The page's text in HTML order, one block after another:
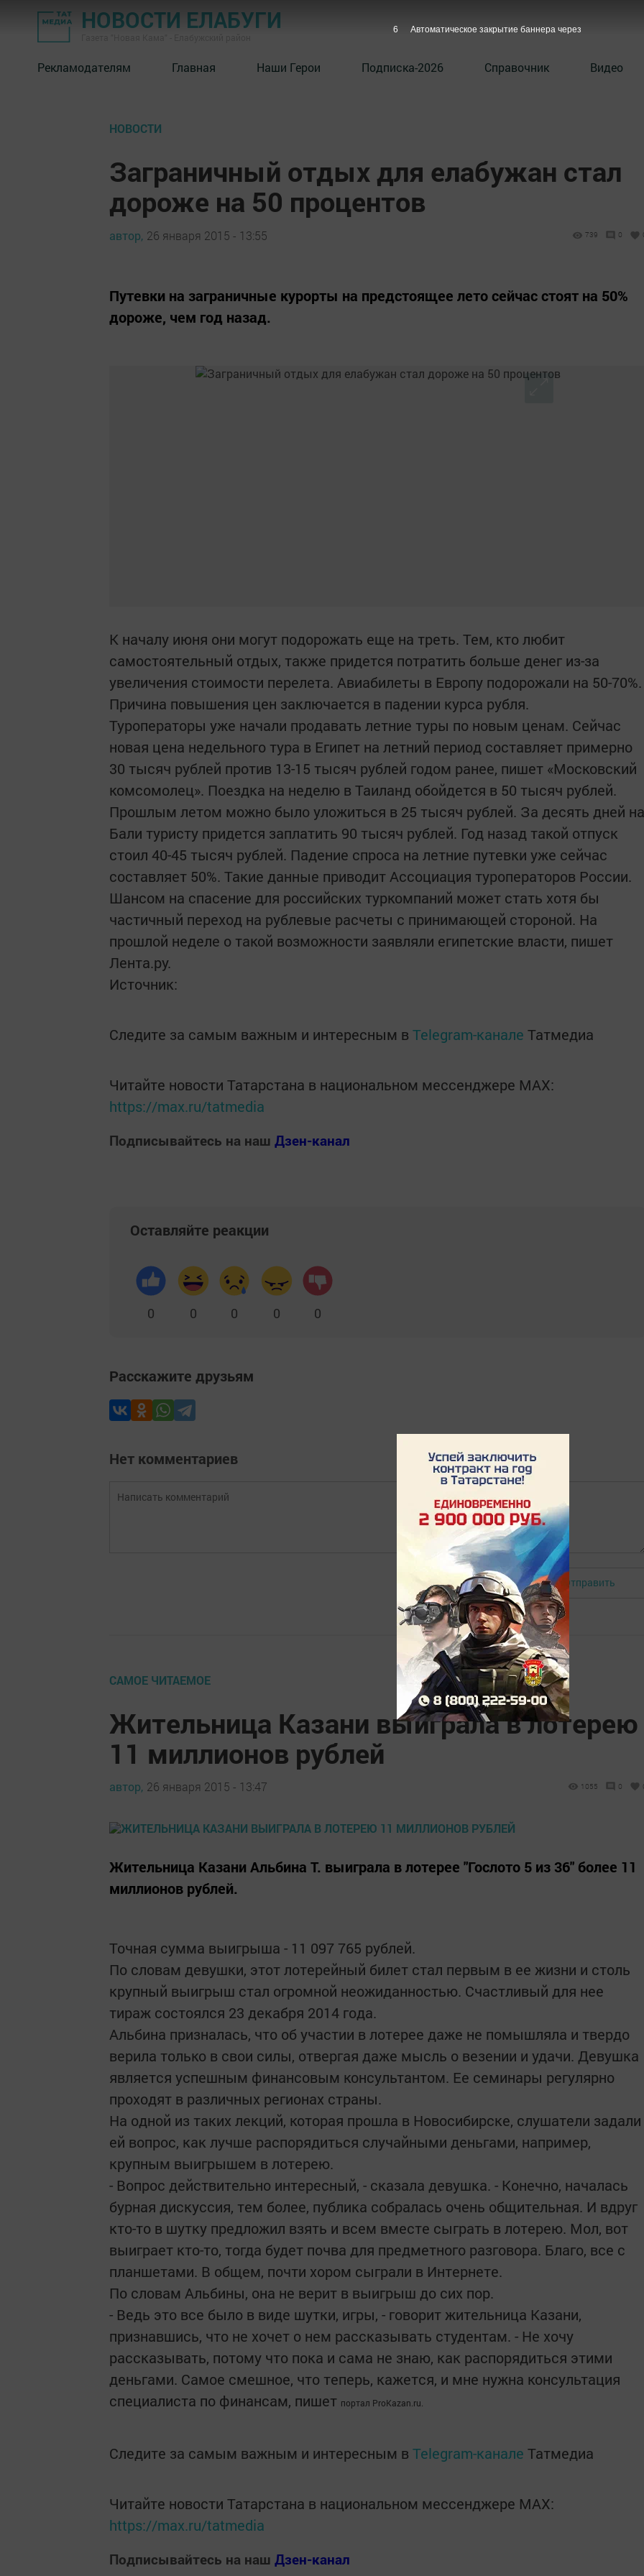
НОВОСТИ ЕЛАБУГИ
Рекламодателям Главная Наши Герои Подписка-2026 Справочник Видео
НОВОСТИ
Заграничный отдых для елабужан стал
дороже на 50 процентов
автор, 26 января 2015 - 13:55 739 0
Путевки на заграничные курорты на предстоящее лето сейчас стоят на 50%
дороже, чем год назад.
К началу июня они могут подорожать еще на треть. Тем, кто любит
самостоятельный отдых, также придется потратить больше денег из-за
увеличения стоимости перелета. Авиабилеты в Европу подорожали на 50-70%.
Причина повышения цен заключается в падении курса рубля.
Туроператоры уже начали продавать летние туры по новым ценам. Сейчас
новая цена недельного тура в Египет на летний период составляет примерно
30 тысяч рублей против 13-15 тысяч рублей годом ранее, пишет «Московский
комсомолец». Поездка на неделю в Таиланд обойдется в 50 тысяч рублей.
Прошлым летом можно было уложиться в 25 тысяч рублей. За десять дней на
Бали туристу придется заплатить 90 тысяч рублей. Год назад такой отпуск
стоил 40-45 тысяч рублей. Падение спроса на летние путевки уже сейчас
составляет 50%. Такие данные приводит Ассоциация туроператоров России.
Шансом на спасение для российских туркомпаний может стать хотя бы
частичный переход на рублевые расчеты с принимающей стороной. На
прошлой неделе о такой возможности заявляли египетские власти, пишет
Лента.ру.
Источник:
Следите за самым важным и интересным в Telegram-канале Татмедиа
Читайте новости Татарстана в национальном мессенджере MАХ:
https://max.ru/tatmedia
Подписывайтесь на наш Дзен-канал
Оставляйте реакции
0 0 0 0 0
Расскажите друзьям
Нет комментариев
Авторизоваться Отправить
САМОЕ ЧИТАЕМОЕ
Жительница Казани выиграла в лотерею
11 миллионов рублей
автор, 26 января 2015 - 13:47 1055 0
Жительница Казани Альбина Т. выиграла в лотерее "Гослото 5 из 36" более 11
миллионов рублей.
Точная сумма выигрыша - 11 097 765 рублей.
По словам девушки, этот лотерейный билет стал первым в ее жизни и столь
крупный выигрыш стал огромной неожиданностью. Счастливый для нее
тираж состоялся 23 декабря 2014 года.
Альбина призналась, что об участии в лотерее даже не помышляла и твердо
верила только в свои силы, отвергая даже мысль о везении и удачи. Девушка
является успешным финансовым консультантом. Ее семинары регулярно
проходят в различных регионах страны.
На одной из таких лекций, которая прошла в Новосибирске, слушатели задали
ей вопрос, как лучше распорядиться случайными деньгами, например,
крупным выигрышем в лотерею.
- Вопрос действительно интересный, - сказала девушка. - Конечно, началась
бурная дискуссия, тем более, публика собралась очень общительная. И вдруг
кто-то в шутку предложил взять и всем вместе сыграть в лотерею. Мол, вот
выиграет кто-то, тогда будет почва для предметного разговора. Благо, все с
планшетами. В общем, почти хором сыграли в Интернете.
По словам Альбины, она не верит в выигрыш до сих пор.
- Ведь это все было в виде шутки, игры, - говорит жительница Казани,
признавшись, что не хочет о нем рассказывать студентам. - Не хочу
рассказывать, потому что пока и сама не знаю, как распорядиться этими
деньгами. Самое смешное, что теперь, кажется, и мне нужна консультация
специалиста по финансам, пишет портал ProKazan.ru.
Следите за самым важным и интересным в Telegram-канале Татмедиа
Читайте новости Татарстана в национальном мессенджере MАХ:
https://max.ru/tatmedia
Подписывайтесь на наш Дзен-канал
5 Автоматическое закрытие баннера через